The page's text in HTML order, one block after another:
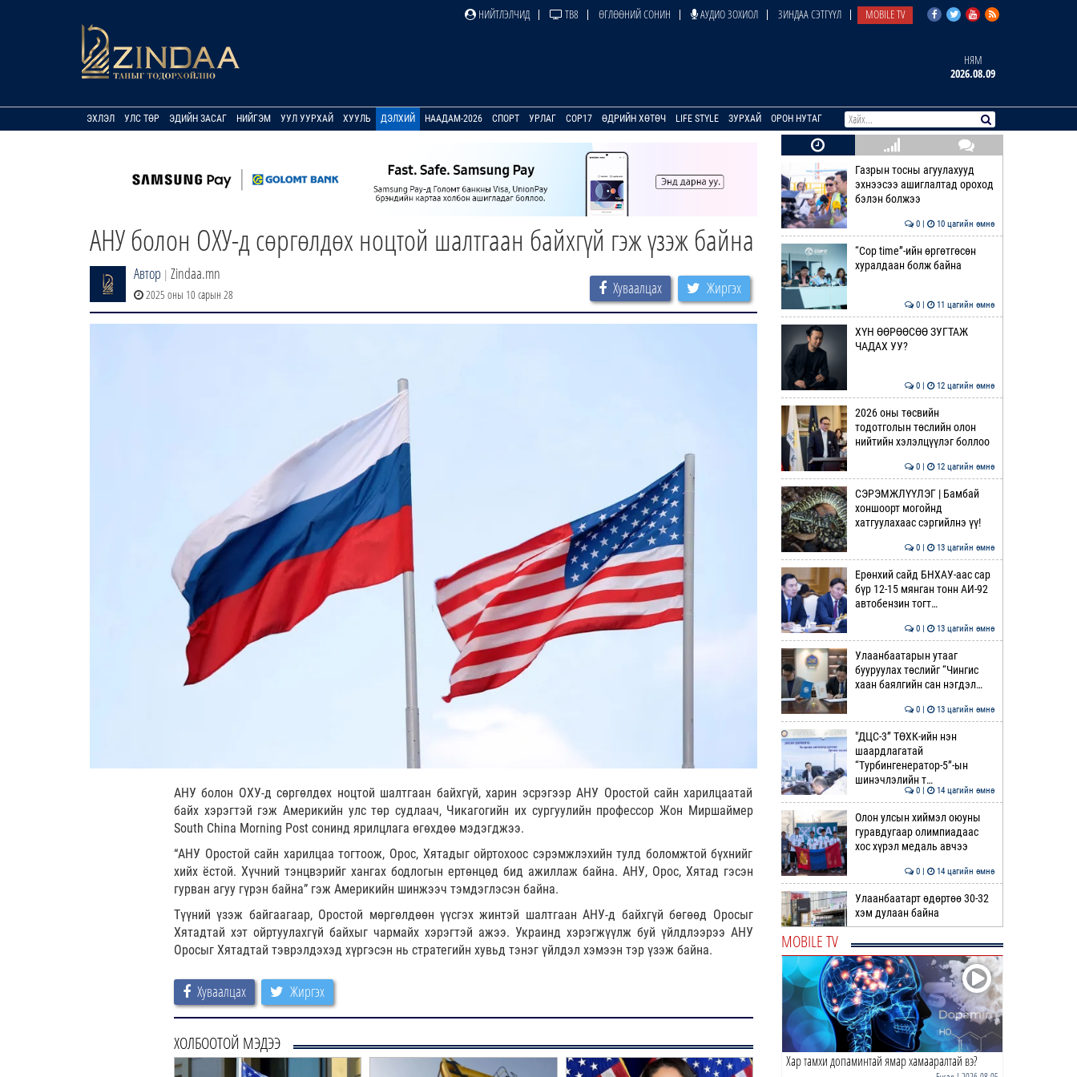
НИЙТЛЭЛЧИД ТВ8 ӨГЛӨӨНИЙ СОНИН АУДИО ЗОХИОЛ ЗИНДАА СЭТГҮҮЛ MOBILE TV
НЯМ
2026.08.09
ЭХЛЭЛ УЛС ТӨР ЭДИЙН ЗАСАГ НИЙГЭМ УУЛ УУРХАЙ ХУУЛЬ ДЭЛХИЙ НААДАМ-2026 СПОРТ УРЛАГ COP17 ӨДРИЙН ХӨТӨЧ LIFE STYLE ЗУРХАЙ ОРОН НУТАГ
АНУ болон ОХУ-д сөргөлдөх ноцтой шалтгаан байхгүй гэж үзэж байна
Автор | Zindaa.mn
2025 оны 10 сарын 28 Хуваалцах Жиргэх
АНУ болон ОХУ-д сөргөлдөх ноцтой шалтгаан байхгүй, харин эсрэгээр АНУ Оростой сайн харилцаатай
байх хэрэгтэй гэж Америкийн улс төр судлаач, Чикагогийн их сургуулийн профессор Жон Миршаймер
South China Morning Post сонинд ярилцлага өгөхдөө мэдэгджээ.
“АНУ Оростой сайн харилцаа тогтоож, Орос, Хятадыг ойртохоос сэрэмжлэхийн тулд боломжтой бүхнийг
хийх ёстой. Хүчний тэнцвэрийг хангах бодлогын ертөнцөд бид ажиллаж байна. АНУ, Орос, Хятад гэсэн
гурван агуу гүрэн байна” гэж Америкийн шинжээч тэмдэглэсэн байна.
Түүний үзэж байгаагаар, Оростой мөргөлдөөн үүсгэх жинтэй шалтгаан АНУ-д байхгүй бөгөөд Оросыг
Хятадтай хэт ойртуулахгүй байхыг чармайх хэрэгтэй ажээ. Украинд хэрэгжүүлж буй үйлдлээрээ АНУ
Оросыг Хятадтай тэврэлдэхэд хүргэсэн нь стратегийн хувьд тэнэг үйлдэл хэмээн тэр үзэж байна.
Хуваалцах Жиргэх
ХОЛБООТОЙ МЭДЭЭ
Газрын тосны агуулахууд
эхнээсээ ашиглалтад ороход
бэлэн болжээ
0 | 10 цагийн өмнө
“Cop time”-ийн өргөтгөсөн
хуралдаан болж байна
0 | 11 цагийн өмнө
ХҮН ӨӨРӨӨСӨӨ ЗУГТАЖ
ЧАДАХ УУ?
0 | 12 цагийн өмнө
2026 оны төсвийн
тодотголын төслийн олон
нийтийн хэлэлцүүлэг боллоо
0 | 12 цагийн өмнө
СЭРЭМЖЛҮҮЛЭГ | Бамбай
хоншоорт могойнд
хатгуулахаас сэргийлнэ үү!
0 | 13 цагийн өмнө
Ерөнхий сайд БНХАУ-аас сар
бүр 12-15 мянган тонн АИ-92
автобензин тогт…
0 | 13 цагийн өмнө
Улаанбаатарын утааг
бууруулах төслийг “Чингис
хаан баялгийн сан нэгдэл…
0 | 13 цагийн өмнө
"ДЦС-3” ТӨХК-ийн нэн
шаардлагатай
“Турбингенератор-5”-ын
шинэчлэлийн т…
0 | 14 цагийн өмнө
Олон улсын хиймэл оюуны
гуравдугаар олимпиадаас
хос хүрэл медаль авчээ
0 | 14 цагийн өмнө
Улаанбаатарт өдөртөө 30-32
хэм дулаан байна
ДОРНЫН ЗУРХАЙ | Морь,
нохой жилтнээ аливаа үйлийг
хийхэд эерэг сайн
0 | 15 цагийн өмнө
ӨГЛӨӨНИЙ МЭНД!
MOBILE TV
Хар тамхи допаминтай ямар хамааралтай вэ?